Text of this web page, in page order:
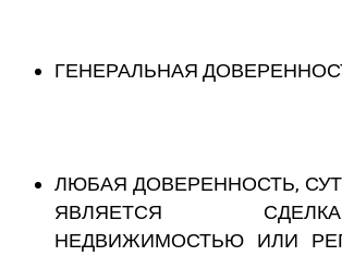
ГЕНЕРАЛЬНАЯ
ЛЮБАЯ ДОВЕРЕННОСТЬ,
ЯВЛЯЕТСЯ
НЕДВИЖИМОСТЬЮ ИЛИ